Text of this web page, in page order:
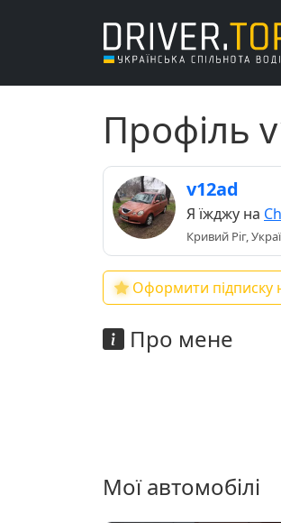
Профіль
v12ad
Я їжджу на
Кривий Ріг,
Оформити підписку
Про мене
Мої автомобілі